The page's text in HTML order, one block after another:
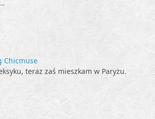
Chicmuse
teraz zaś mieszkam w Paryżu.